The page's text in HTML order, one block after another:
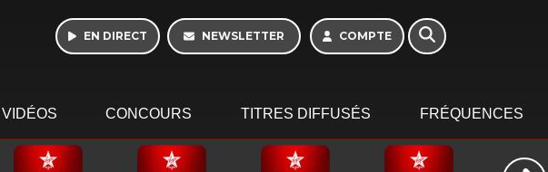
EN DIRECT NEWSLETTER COMPTE
VIDÉOS CONCOURS TITRES DIFFUSÉS FRÉQUENCES
Week-end de 16h à
20h